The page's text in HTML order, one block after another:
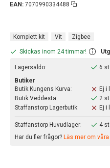
EAN: 7070990334488
Komplett kit Vit Zigbee
Skickas inom 24 timmar!
Lagersaldo:
6 st
Butiker
Butik Kungens Kurva:
Ej i
Butik Veddesta:
2 st
Staffanstorp Lagerbutik:
Ej i
Staffanstorp Huvudlager:
4 st
Har du fler frågor? Läs mer om